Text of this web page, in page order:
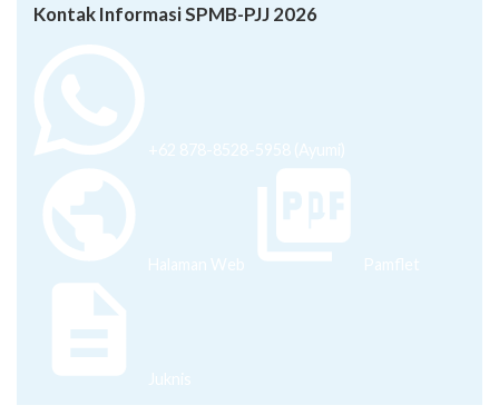
Kontak Informasi SPMB-PJJ 2026
+62 878-8528-5958 (Ayumi)
Halaman Web Pamflet
Juknis